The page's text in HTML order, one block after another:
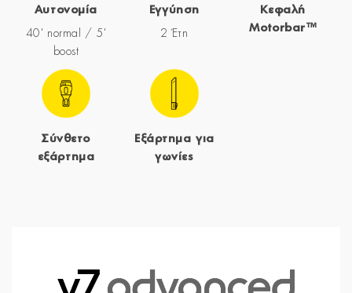
Αυτονομία
40' normal / 5'
boost
Εγγύηση
2 Έτη
Κεφαλή
Motorbar™
Σύνθετο
εξάρτημα
Εξάρτημα για
γωνίες